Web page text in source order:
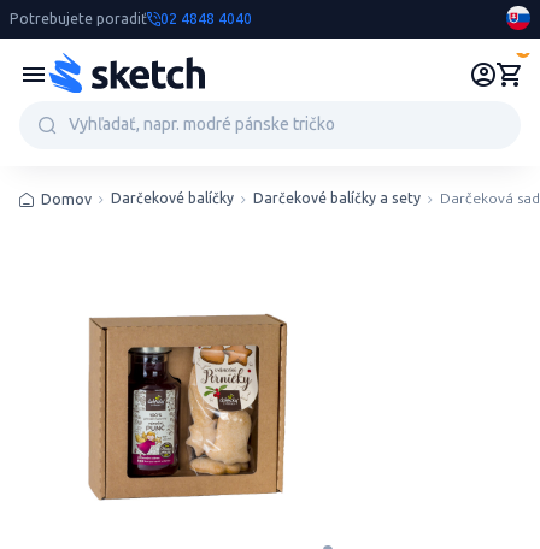
Potrebujete poradiť 02 4848 4040
Domov Darčekové balíčky Darčekové balíčky a sety Darčeková